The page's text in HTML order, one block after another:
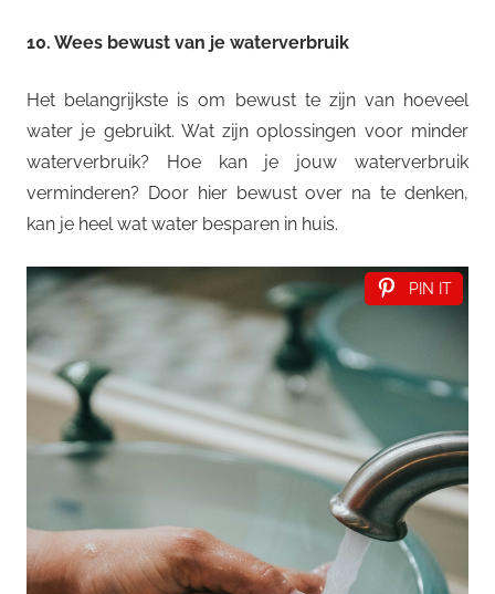
10. Wees bewust van je waterverbruik
Het belangrijkste is om bewust te zijn van hoeveel
water je gebruikt. Wat zijn oplossingen voor minder
waterverbruik? Hoe kan je jouw waterverbruik
verminderen? Door hier bewust over na te denken,
kan je heel wat water besparen in huis.
PIN IT